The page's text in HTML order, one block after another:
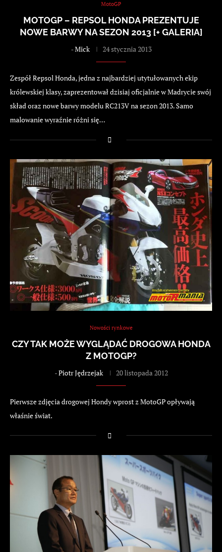
MotoGP
MOTOGP – REPSOL HONDA PREZENTUJE
NOWE BARWY NA SEZON 2013 [+ GALERIA]
-Mick 24 stycznia 2013
Zespół Repsol Honda, jedna z najbardziej utytułowanych ekip
królewskiej klasy, zaprezentował dzisiaj oficjalnie w Madrycie swój
skład oraz nowe barwy modelu RC213V na sezon 2013. Samo
malowanie wyraźnie różni się…
Nowości rynkowe
CZY TAK MOŻE WYGLĄDAĆ DROGOWA HONDA
Z MOTOGP?
-Piotr Jędrzejak 20 listopada 2012
Pierwsze zdjęcia drogowej Hondy wprost z MotoGP opływają
właśnie świat.